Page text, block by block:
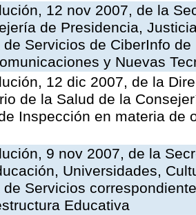
12 nov 2007, de la
de Presidencia,
de Servicios de CiberInfo
y Nuevas
12 dic 2007, de la
de la Salud de la
Inspección en materia de
9 nov 2007, de la
Universidades,
de Servicios
Educativa